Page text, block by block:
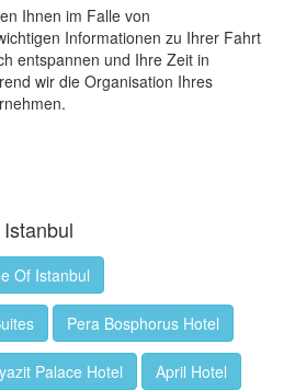
Ihnen im Falle von
Informationen zu Ihrer Fahrt
entspannen und Ihre Zeit in
wir die Organisation Ihres
Of Istanbul
Pera Bosphorus Hotel
Palace Hotel April Hotel